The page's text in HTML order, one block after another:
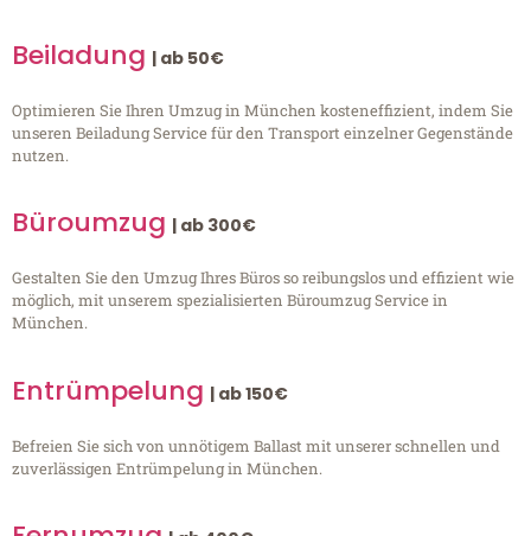
Beiladung | ab 50€
Optimieren Sie Ihren Umzug in München kosteneffizient, indem Sie
unseren Beiladung Service für den Transport einzelner Gegenstände
nutzen.
Büroumzug | ab 300€
Gestalten Sie den Umzug Ihres Büros so reibungslos und effizient wie
möglich, mit unserem spezialisierten Büroumzug Service in
München.
Entrümpelung | ab 150€
Befreien Sie sich von unnötigem Ballast mit unserer schnellen und
zuverlässigen Entrümpelung in München.